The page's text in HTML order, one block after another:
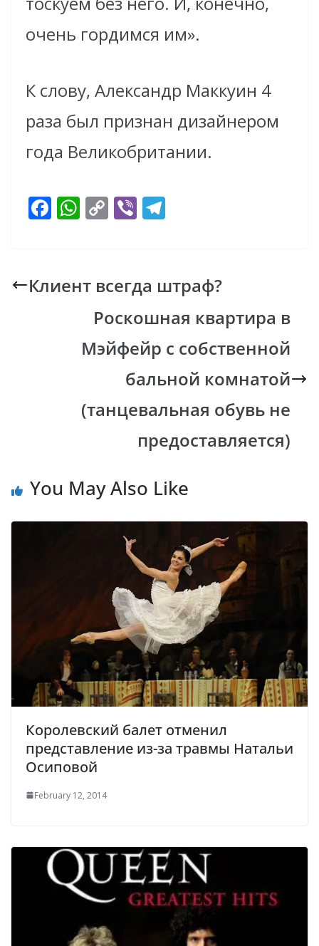
очень гордимся им».
К слову, Александр Маккуин 4
раза был признан дизайнером
года Великобритании.
F
b
o
W
s
A
p
C
y
Li
n
k
Vi
gr
a
m
Клиент всегда штраф?
Роскошная квартира в
Мэйфейр с собственной
бальной комнатой
(танцевальная обувь не
предоставляется)
You May Also Like
Королевский балет отменил
представление из-за травмы Натальи
Осиповой
February 12, 2014